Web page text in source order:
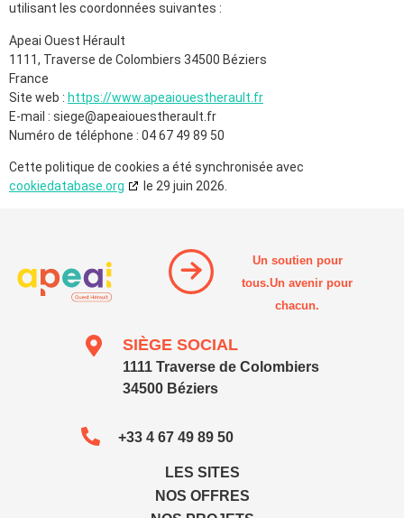
utilisant les coordonnées suivantes :
Apeai Ouest Hérault
1111, Traverse de Colombiers 34500 Béziers
France
Site web : https://www.apeaiouestherault.fr
E-mail : siege@apeaiouestherault.fr
Numéro de téléphone : 04 67 49 89 50
Cette politique de cookies a été synchronisée avec
cookiedatabase.org
le 29 juin 2026.
Un soutien pour
tous.Un avenir pour
chacun.
SIÈGE SOCIAL
1111 Traverse de Colombiers
34500 Béziers
+33 4 67 49 89 50
LES SITES
NOS OFFRES